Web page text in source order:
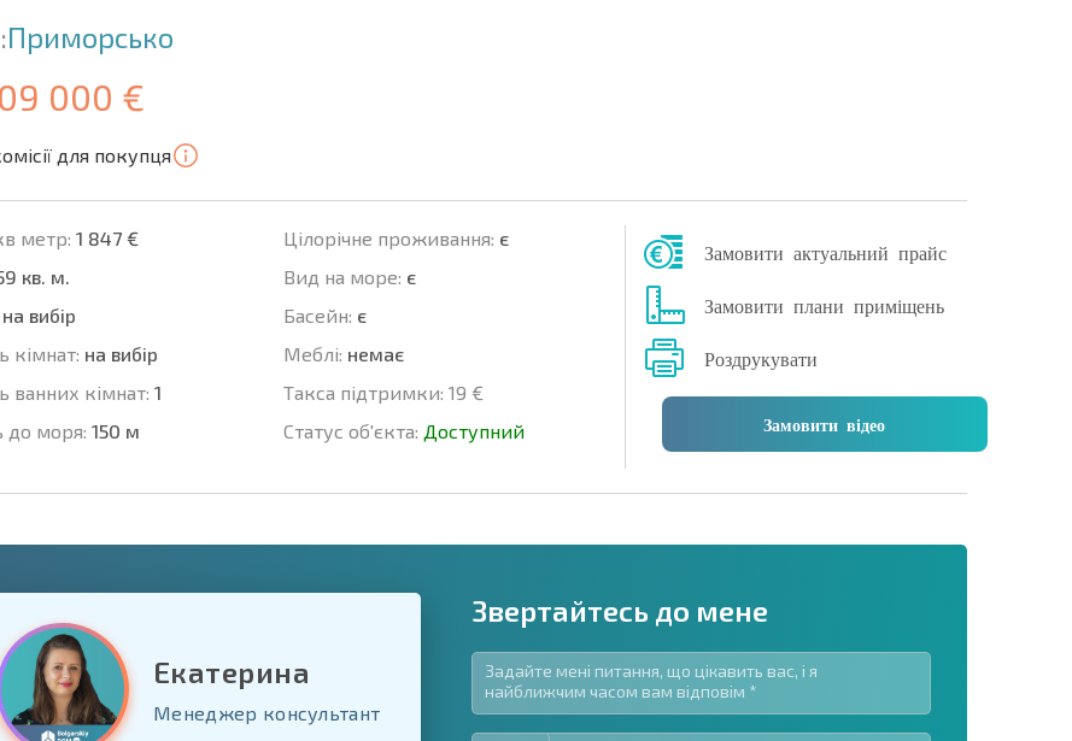
Приморсько
000 €
для покупця
метр: 1 847 €
кв. м.
на вибір
кімнат: на вибір
ванних кімнат: 1
до моря: 150 м
Цілорічне проживання: є
Вид на море: є
Баcейн: є
Меблі: немає
Такса підтримки: 19 €
Статус об'єкта: Доступний
Замовити актуальний прайс
Замовити плани приміщень
Роздрукувати
Замовити відео
для заповнення
Екатерина
Менеджер консультант
Звертайтесь до мене